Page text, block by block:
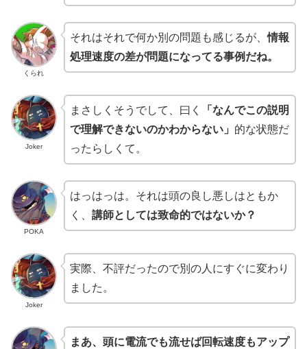
くられ
それはそれで何か別の問題も感じるが、情報
処理速度の差が問題になってる事例だね。
Joker
まさしくそうでして、曰く
「なんでこの説明
で理解できないのかわからない」 的な状態だ
ったらしくて。
POKA
はっはっは。それは頭の良し悪しはともか
く、 講師としては致命的ではないか？
Joker
実際、不評だったので別の人にすぐに変わり
ました。
まあ、頭に電流でも流せば回転速度もアップ